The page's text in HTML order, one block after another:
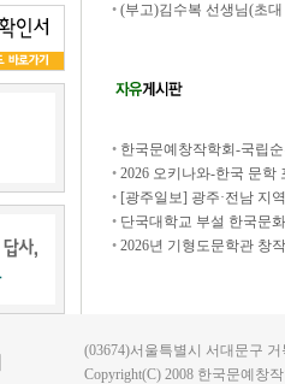
• (부고)김수복 선생님(초
• 한국문예창작학회-국립
• 2026 오키나와-한국 문학
• [광주일보] 광주·전남 지
• 단국대학교 부설 한국문
• 2026년 기형도문학관 창
(03674)서울특별시 서대문구
Copyright(C) 2008 한국문예창